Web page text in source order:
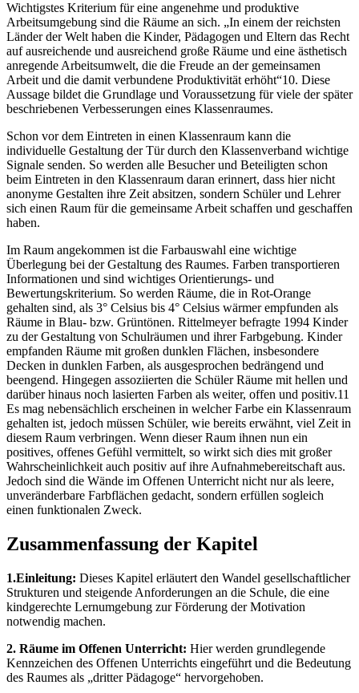
Wichtigstes Kriterium für eine angenehme und produktive
Arbeitsumgebung sind die Räume an sich. „In einem der reichsten
Länder der Welt haben die Kinder, Pädagogen und Eltern das Recht
auf ausreichende und ausreichend große Räume und eine ästhetisch
anregende Arbeitsumwelt, die die Freude an der gemeinsamen
Arbeit und die damit verbundene Produktivität erhöht“10. Diese
Aussage bildet die Grundlage und Voraussetzung für viele der später
beschriebenen Verbesserungen eines Klassenraumes.
Schon vor dem Eintreten in einen Klassenraum kann die
individuelle Gestaltung der Tür durch den Klassenverband wichtige
Signale senden. So werden alle Besucher und Beteiligten schon
beim Eintreten in den Klassenraum daran erinnert, dass hier nicht
anonyme Gestalten ihre Zeit absitzen, sondern Schüler und Lehrer
sich einen Raum für die gemeinsame Arbeit schaffen und geschaffen
haben.
Im Raum angekommen ist die Farbauswahl eine wichtige
Überlegung bei der Gestaltung des Raumes. Farben transportieren
Informationen und sind wichtiges Orientierungs- und
Bewertungskriterium. So werden Räume, die in Rot-Orange
gehalten sind, als 3° Celsius bis 4° Celsius wärmer empfunden als
Räume in Blau- bzw. Grüntönen. Rittelmeyer befragte 1994 Kinder
zu der Gestaltung von Schulräumen und ihrer Farbgebung. Kinder
empfanden Räume mit großen dunklen Flächen, insbesondere
Decken in dunklen Farben, als ausgesprochen bedrängend und
beengend. Hingegen assoziierten die Schüler Räume mit hellen und
darüber hinaus noch lasierten Farben als weiter, offen und positiv.11
Es mag nebensächlich erscheinen in welcher Farbe ein Klassenraum
gehalten ist, jedoch müssen Schüler, wie bereits erwähnt, viel Zeit in
diesem Raum verbringen. Wenn dieser Raum ihnen nun ein
positives, offenes Gefühl vermittelt, so wirkt sich dies mit großer
Wahrscheinlichkeit auch positiv auf ihre Aufnahmebereitschaft aus.
Jedoch sind die Wände im Offenen Unterricht nicht nur als leere,
unveränderbare Farbflächen gedacht, sondern erfüllen sogleich
einen funktionalen Zweck.
Zusammenfassung der Kapitel
1.Einleitung: Dieses Kapitel erläutert den Wandel gesellschaftlicher
Strukturen und steigende Anforderungen an die Schule, die eine
kindgerechte Lernumgebung zur Förderung der Motivation
notwendig machen.
2. Räume im Offenen Unterricht: Hier werden grundlegende
Kennzeichen des Offenen Unterrichts eingeführt und die Bedeutung
des Raumes als „dritter Pädagoge“ hervorgehoben.